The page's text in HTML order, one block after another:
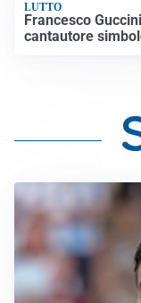
LUTTO
Francesco
cantautore